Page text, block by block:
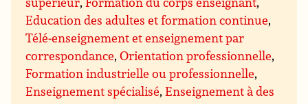
Education des adultes et formation continue,
Télé-enseignement et enseignement par
correspondance,Orientation professionnelle,
Formation industrielle ou professionnelle,
Enseignement spécialisé,Enseignement à des